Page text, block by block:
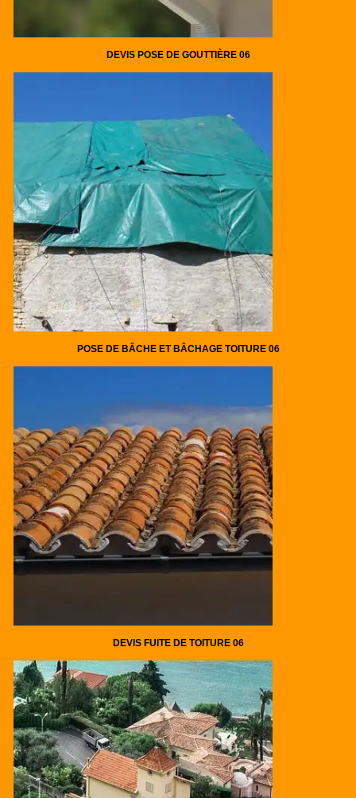
DEVIS POSE DE GOUTTIÈRE 06
POSE DE BÂCHE ET BÂCHAGE TOITURE 06
DEVIS FUITE DE TOITURE 06